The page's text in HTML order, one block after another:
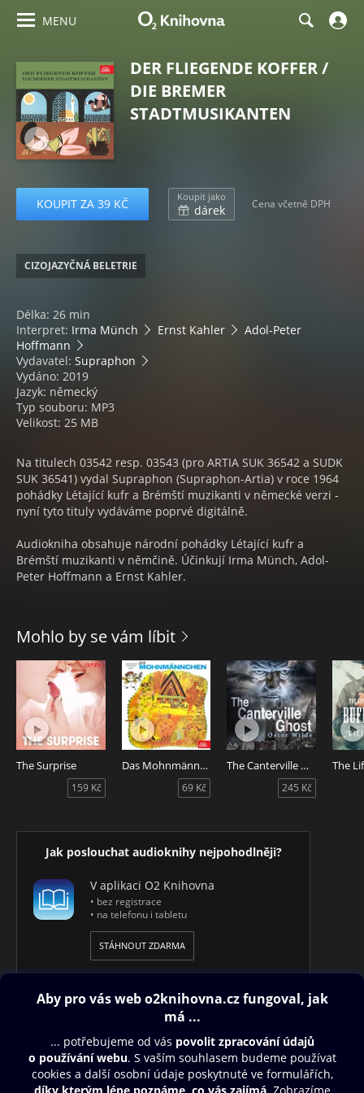
MENU
DER FLIEGENDE KOFFER /
DIE BREMER
STADTMUSIKANTEN
KOUPIT ZA 39 KČ Koupit jako
dárek Cena včetně DPH
CIZOJAZYČNÁ BELETRIE
Délka: 26 min
Interpret: Irma Münch Ernst Kahler
Adol-Peter
Hoffmann
Vydavatel: Supraphon
Vydáno: 2019
Jazyk: německý
Typ souboru: MP3
Velikost: 25 MB
Na titulech 03542 resp. 03543 (pro ARTIA SUK 36542 a SUDK
SUK 36541) vydal Supraphon (Supraphon-Artia) v roce 1964
pohádky Létající kufr a Brémští muzikanti v německé verzi -
nyní tyto tituly vydáváme poprvé digitálně.
Audiokniha obsahuje národní pohádky Létající kufr a
Brémští muzikanti v němčině. Účinkují Irma Münch, Adol-
Peter Hoffmann a Ernst Kahler.
Mohlo by se vám líbit
The Surprise
159 Kč
Das Mohnmännchen
69 Kč
The Canterville Ghost
245 Kč
Jak poslouchat audioknihy nejpohodlněji?
V aplikaci O2 Knihovna
• bez registrace
• na telefonu i tabletu
STÁHNOUT ZDARMA
Obsah ke stažení
Moje O2 Knihovna